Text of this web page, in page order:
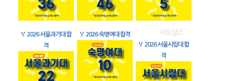
🏅 2026 서울과기대 합
격
🏅 2026 숙명여대 합격
🏅 2026 서울시립대 합
격